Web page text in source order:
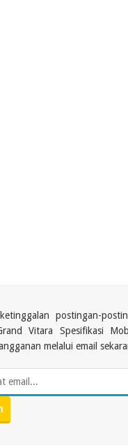
postingan-
Vitara Spesifikasi
melalui email